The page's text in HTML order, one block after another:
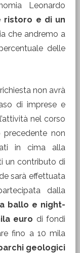
Leonardo
ristoro e di un
che andremo a
delle
non avrà
di imprese e
nel corso
non
in cima alla
un contributo di
sarà effettuata
dalla
ballo e night-
euro di fondi
fino a 10 mila
geologici